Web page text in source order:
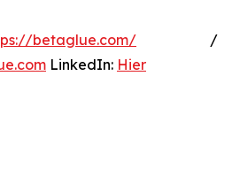
betaglue.com/ /
LinkedIn: Hier